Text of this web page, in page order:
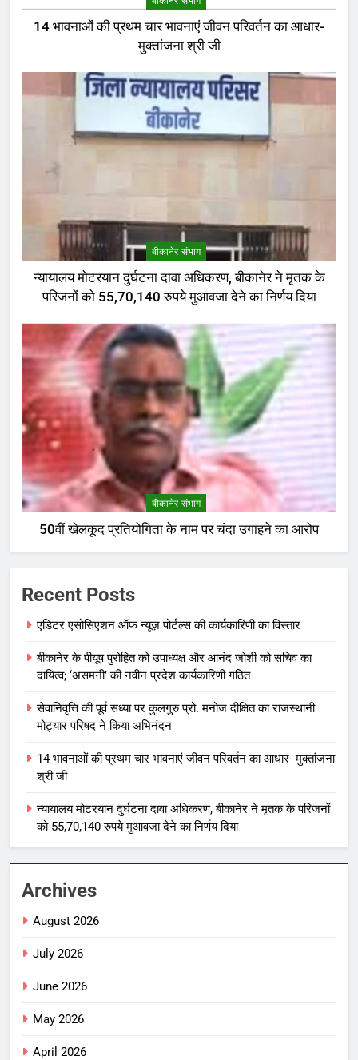
14 भावनाओं की प्रथम चार भावनाएं जीवन परिवर्तन का आधार-
मुक्तांजना श्री जी
बीकानेर संभाग
न्यायालय मोटरयान दुर्घटना दावा अधिकरण, बीकानेर ने मृतक के
परिजनों को 55,70,140 रुपये मुआवजा देने का निर्णय दिया
बीकानेर संभाग
50वीं खेलकूद प्रतियोगिता के नाम पर चंदा उगाहने का आरोप
Recent Posts
एडिटर एसोसिएशन ऑफ न्यूज़ पोर्टल्स की कार्यकारिणी का विस्तार
बीकानेर के पीयूष पुरोहित को उपाध्यक्ष और आनंद जोशी को सचिव का
दायित्व; ‘असमनी’ की नवीन प्रदेश कार्यकारिणी गठित
सेवानिवृत्ति की पूर्व संध्या पर कुलगुरु प्रो. मनोज दीक्षित का राजस्थानी
मोट्यार परिषद ने किया अभिनंदन
14 भावनाओं की प्रथम चार भावनाएं जीवन परिवर्तन का आधार- मुक्तांजना
श्री जी
न्यायालय मोटरयान दुर्घटना दावा अधिकरण, बीकानेर ने मृतक के परिजनों
को 55,70,140 रुपये मुआवजा देने का निर्णय दिया
Archives
August 2026
July 2026
June 2026
May 2026
April 2026